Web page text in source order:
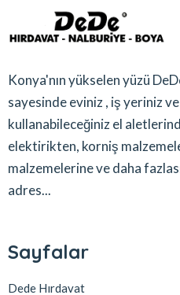
Konya'nın yükselen yüzü
sayesinde eviniz , iş yeriniz
kullanabileceğiniz el
elektirikten, korniş
malzemelerine ve daha
adres...
Sayfalar
Dede Hırdavat